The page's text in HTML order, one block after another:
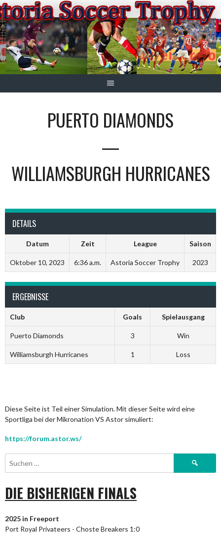
Springe
zum
Inhalt
PUERTO DIAMONDS
—
WILLIAMSBURGH HURRICANES
DETAILS
Datum Zeit League Saison
Oktober 10, 2023 6:36 a.m. Astoria Soccer Trophy 2023
ERGEBNISSE
Club Goals Spielausgang
Puerto Diamonds 3 Win
Williamsburgh Hurricanes 1 Loss
Diese Seite ist Teil einer Simulation. Mit dieser Seite wird eine
Sportliga bei der Mikronation VS Astor simuliert:
https://forum.astor.ws/
Suchen
DIE BISHERIGEN FINALS
2025 in Freeport
Port Royal Privateers - Choste Breakers 1:0